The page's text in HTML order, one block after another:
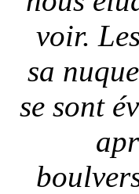
voir.
sa
se sont